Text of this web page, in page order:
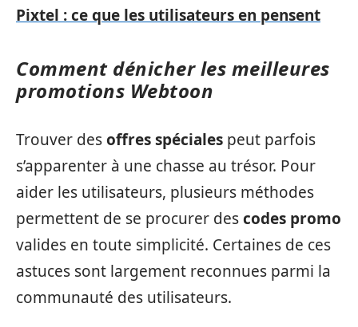
Pixtel : ce que les utilisateurs en pensent
Comment dénicher les meilleures
promotions Webtoon
Trouver desoffres spéciales peut parfois
s’apparenter à une chasse au trésor. Pour
aider les utilisateurs, plusieurs méthodes
permettent de se procurer descodes promo
valides en toute simplicité. Certaines de ces
astuces sont largement reconnues parmi la
communauté des utilisateurs.